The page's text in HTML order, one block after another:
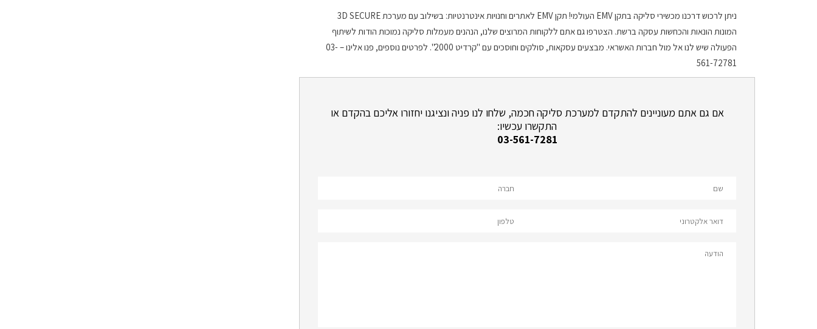
ניתן לרכוש דרכנו מכשירי סליקה בתקן EMV העולמי! תקן EMV לאתרים וחנויות אינטרנטיות: בשילוב עם מערכת 3D SECURE
המונות הונאות והכחשות עסקה ברשת. הצטרפו גם אתם ללקוחות המרוצים שלנו, הנהנים מעמלות סליקה נמוכות הודות לשיתוף
הפעולה שיש לנו אל מול חברות האשראי. מבצעים עסקאות, סולקים וחוסכים עם "קרדיט 2000". לפרטים נוספים, פנו אלינו – 03-
561-72781
אם גם אתם מעוניינים להתקדם למערכת סליקה חכמה, שלחו לנו פניה ונציגנו יחזורו אליכם בהקדם או
התקשרו עכשיו:
03-561-7281